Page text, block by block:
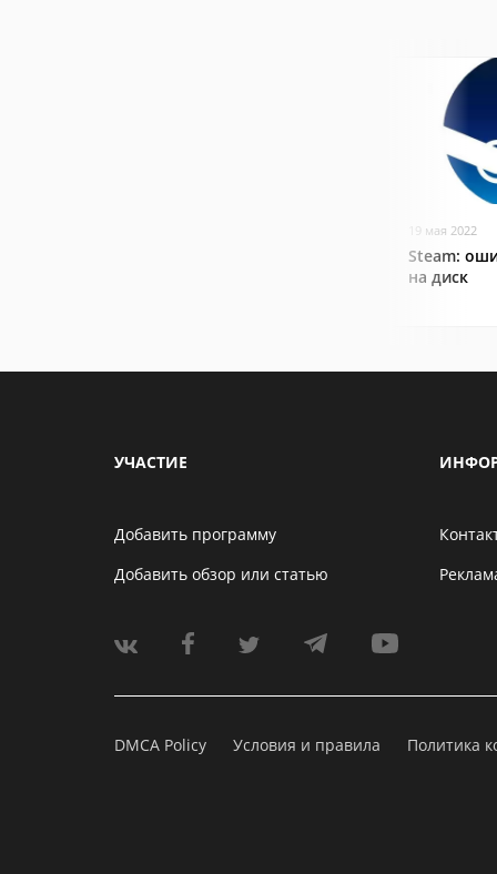
19 мая 2022
Steam:
на диск
УЧАСТИЕ
Добавить программу
Добавить обзор или статью
DMCA Policy Условия и правила
Политика